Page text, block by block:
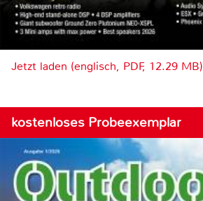
Jetzt laden (englisch, PDF, 12.29 MB)
kostenloses Probeexemplar